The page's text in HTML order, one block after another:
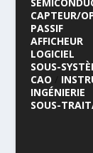
CAPTEUR/
PASSIF
AFFICHEUR
LOGICIEL
SOUS-
CAO
INGÉNIERIE
SOUS-